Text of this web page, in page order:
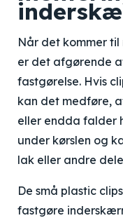
Når det kommer
er det afgørende
fastgørelse. Hvis
kan det medføre,
eller endda falder
under kørslen og
lak eller andre
De små plastic
fastgøre